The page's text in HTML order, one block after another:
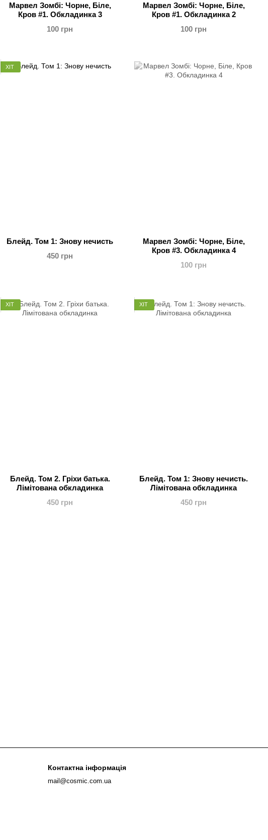
Марвел Зомбі: Чорне, Біле,
Кров #1. Обкладинка 3
100 грн
Марвел Зомбі: Чорне, Біле,
Кров #1. Обкладинка 2
100 грн
ХІТ
Блейд. Том 1: Знову нечисть
450 грн
Марвел Зомбі: Чорне, Біле,
Кров #3. Обкладинка 4
100 грн
ХІТ
Блейд. Том 2. Гріхи батька.
Лімітована обкладинка
450 грн
ХІТ
Блейд. Том 1: Знову нечисть.
Лімітована обкладинка
450 грн
Контактна інформація
mail@cosmic.com.ua